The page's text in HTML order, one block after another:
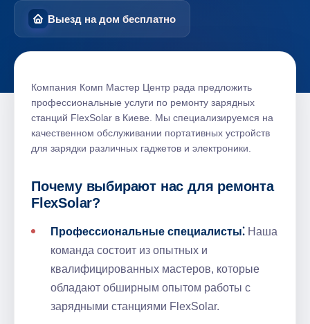
Выезд на дом бесплатно
Компания Комп Мастер Центр рада предложить
профессиональные услуги по ремонту зарядных
станций FlexSolar в Киеве.​ Мы специализируемся на
качественном обслуживании портативных устройств
для зарядки различных гаджетов и электроники.​
Почему выбирают нас для ремонта
FlexSolar?​
Профессиональные специалисты⁚ Наша
команда состоит из опытных и
квалифицированных мастеров, которые
обладают обширным опытом работы с
зарядными станциями FlexSolar.​